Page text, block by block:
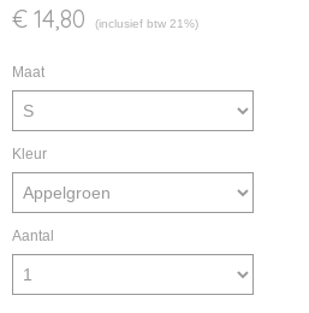
€ 14,80 (inclusief btw 21%)
Maat
Kleur
Aantal